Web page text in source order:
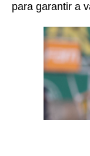
para garantir a